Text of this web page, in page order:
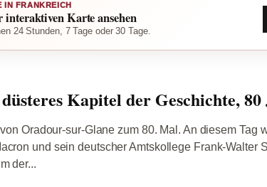
IN FRANKREICH
interaktiven Karte ansehen
24 Stunden, 7 Tage oder 30 Tage.
Kapitel der Geschichte, 80
Oradour-sur-Glane zum 80. Mal. An diesem Tag
und sein deutscher Amtskollege Frank-Walter
der...